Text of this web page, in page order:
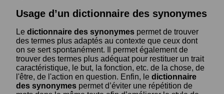
Usage d’un dictionnaire des synonymes
Le dictionnaire des synonymes permet de trouver
des termes plus adaptés au contexte que ceux dont
on se sert spontanément. Il permet également de
trouver des termes plus adéquat pour restituer un trait
caractéristique, le but, la fonction, etc. de la chose, de
l'être, de l'action en question. Enfin, le dictionnaire
des synonymes permet d’éviter une répétition de